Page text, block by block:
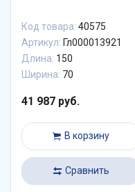
Код товара: 40575
Артикул: Гл000013921
Длина: 150
Ширина: 70
41 987 руб.
В корзину
Сравнить